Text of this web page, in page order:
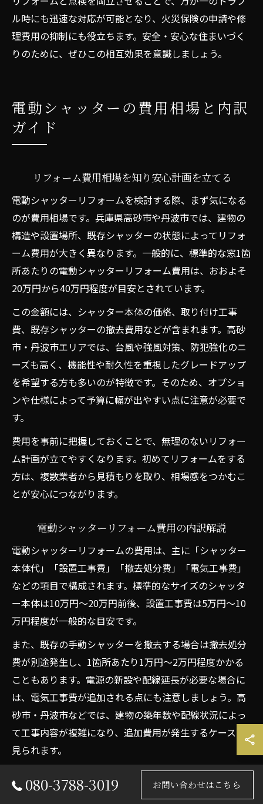
ル時にも迅速な対応が可能となり、火災保険の申請や修
理費用の抑制にも役立ちます。安全・安心な住まいづく
りのために、ぜひこの相互効果を意識しましょう。
電動シャッターの費用相場と内訳
ガイド
リフォーム費用相場を知り安心計画を立てる
電動シャッターリフォームを検討する際、まず気になる
のが費用相場です。兵庫県高砂市や丹波市では、建物の
構造や設置場所、既存シャッターの状態によってリフォ
ーム費用が大きく異なります。一般的に、標準的な窓1箇
所あたりの電動シャッターリフォーム費用は、おおよそ
20万円から40万円程度が目安とされています。
この金額には、シャッター本体の価格、取り付け工事
費、既存シャッターの撤去費用などが含まれます。高砂
市・丹波市エリアでは、台風や強風対策、防犯強化のニ
ーズも高く、機能性や耐久性を重視したグレードアップ
を希望する方も多いのが特徴です。そのため、オプショ
ンや仕様によって予算に幅が出やすい点に注意が必要で
す。
費用を事前に把握しておくことで、無理のないリフォー
ム計画が立てやすくなります。初めてリフォームをする
方は、複数業者から見積もりを取り、相場感をつかむこ
とが安心につながります。
電動シャッターリフォーム費用の内訳解説
電動シャッターリフォームの費用は、主に「シャッター
本体代」「設置工事費」「撤去処分費」「電気工事費」
などの項目で構成されます。標準的なサイズのシャッタ
ー本体は10万円～20万円前後、設置工事費は5万円～10
万円程度が一般的な目安です。
また、既存の手動シャッターを撤去する場合は撤去処分
費が別途発生し、1箇所あたり1万円～2万円程度かかる
こともあります。電源の新設や配線延長が必要な場合に
は、電気工事費が追加される点にも注意しましょう。高
砂市・丹波市などでは、建物の築年数や配線状況によっ
て工事内容が複雑になり、追加費用が発生するケースも
見られます。
費用を抑えたい場合は、グレードや機能を見直したり、
必要最小限の工事範囲に絞ることが効果的です。具体的
080-3788-3019 お問い合わせはこちら